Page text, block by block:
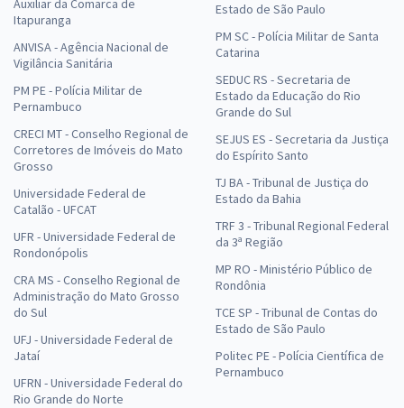
Auxiliar da Comarca de
Itapuranga
ANVISA - Agência Nacional de
Vigilância Sanitária
PM PE - Polícia Militar de
Pernambuco
CRECI MT - Conselho Regional de
Corretores de Imóveis do Mato
Grosso
Universidade Federal de
Catalão - UFCAT
UFR - Universidade Federal de
Rondonópolis
CRA MS - Conselho Regional de
Administração do Mato Grosso
do Sul
UFJ - Universidade Federal de
Jataí
UFRN - Universidade Federal do
Rio Grande do Norte
Estado de São Paulo
PM SC - Polícia Militar de Santa
Catarina
SEDUC RS - Secretaria de
Estado da Educação do Rio
Grande do Sul
SEJUS ES - Secretaria da Justiça
do Espírito Santo
TJ BA - Tribunal de Justiça do
Estado da Bahia
TRF 3 - Tribunal Regional Federal
da 3ª Região
MP RO - Ministério Público de
Rondônia
TCE SP - Tribunal de Contas do
Estado de São Paulo
Politec PE - Polícia Científica de
Pernambuco